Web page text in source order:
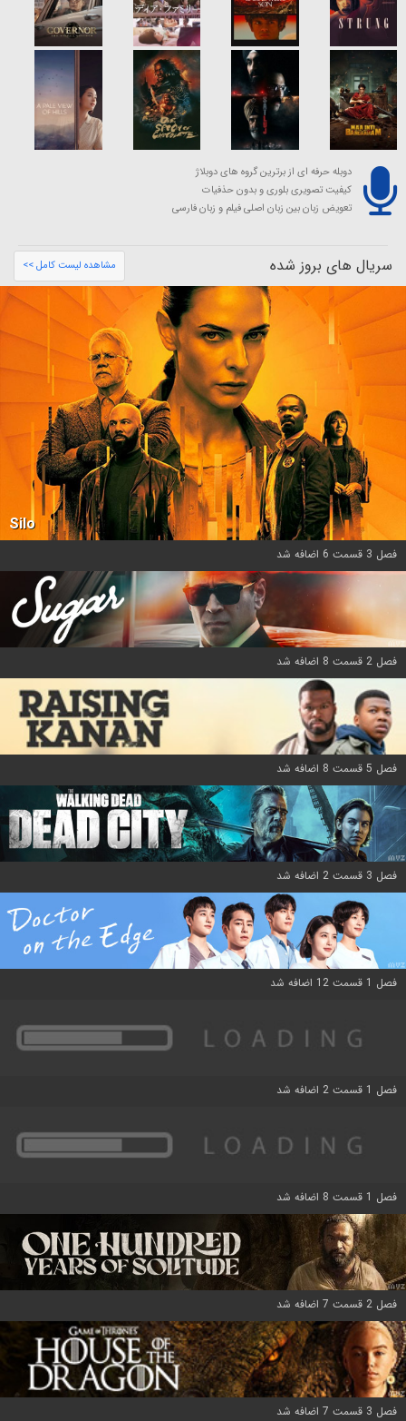
دوبله حرفه ای از برترین گروه های دوبلاژ
کیفیت تصویری بلوری و بدون حذفیات
تعویض زبان بین زبان اصلی فیلم و زبان فارسی
سریال های بروز شده مشاهده لیست کامل >>
Silo
فصل 3 قسمت 6 اضافه شد
فصل 2 قسمت 8 اضافه شد
فصل 5 قسمت 8 اضافه شد
فصل 3 قسمت 2 اضافه شد
فصل 1 قسمت 12 اضافه شد
فصل 1 قسمت 2 اضافه شد
فصل 1 قسمت 8 اضافه شد
فصل 2 قسمت 7 اضافه شد
فصل 3 قسمت 7 اضافه شد